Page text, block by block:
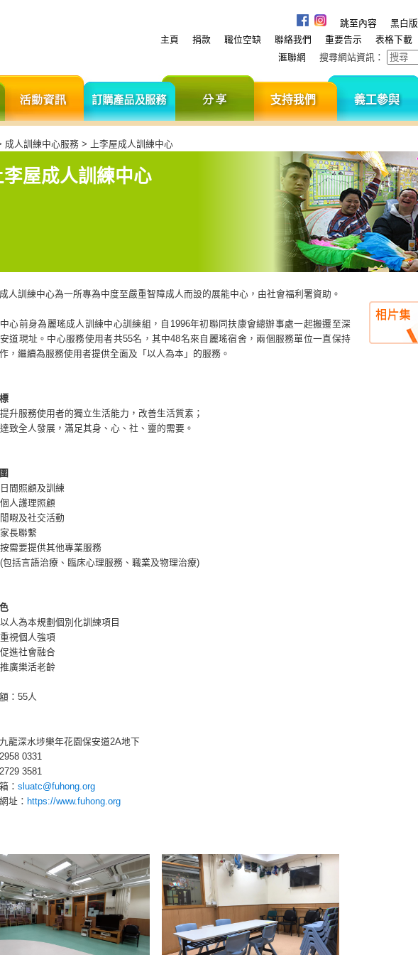
跳至內容 黑白版
主頁
捐款 職位空缺 聯絡我們 重要告示 表格下載
滙聯網
搜尋網站資訊 ：
活
訊
品
分
們
成人訓練中心服務 > 上李屋成人訓練中心
李屋成人訓練中心
成人訓練中心為一所專為中度至嚴重智障成人而設的展能中心，由社會福利署資助。
中心前身為麗瑤成人訓練中心訓練組，自1996年初聯同扶康會總辦事處一起搬遷至深
道現址。中心服務使用者共55名，其中48名來自麗瑤宿舍，兩個服務單位一直保持
，繼續為服務使用者提供全面及「以人為本」的服務。
提升服務使用者的獨立生活能力，改善生活質素；
達致全人發展，滿足其身、心、社、靈的需要。
日間照顧及訓練
個人護理照顧
閒暇及社交活動
家長聯繫
按需要提供其他專業服務
語治療、臨床心理服務、職業及物理治療)
以人為本規劃個別化訓練項目
重視個人強項
促進社會融合
推廣樂活老齡
：55人
龍深水埗樂年花園保安道2A地下
0331
3581
： sluatc@fuhong.org
址： https://www.fuhong.org